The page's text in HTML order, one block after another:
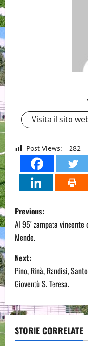
Visita il sito
Post Views: 282
P
o
s
t
n
a
v
Previous:
Al 95′ zampata vincente
Mende.
Next:
Pino, Rinà, Randisi,
Gioventù S. Teresa.
STORIE CORRELATE